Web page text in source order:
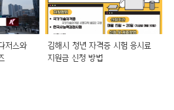
저스와
김해시 청년 자격증 시험 응시료
지원금 신청 방법